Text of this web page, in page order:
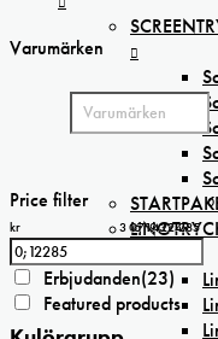
Varumärken
Price filter 0
kr
0
3 0716 1439 214
12 285
Erbjudanden(23)
Featured products